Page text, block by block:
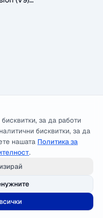
за да работи
бисквитки, за да
нашата Политика за
.